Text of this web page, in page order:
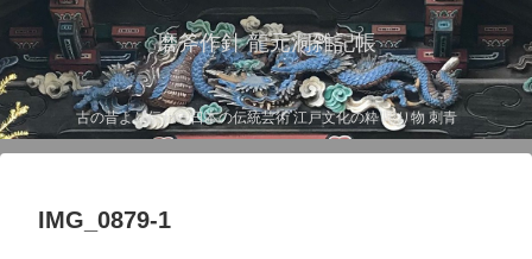
磨斧作針 龍元洞雑記帳
古の昔より伝わる日本の伝統芸術 江戸文化の粋 彫り物 刺青
IMG_0879-1